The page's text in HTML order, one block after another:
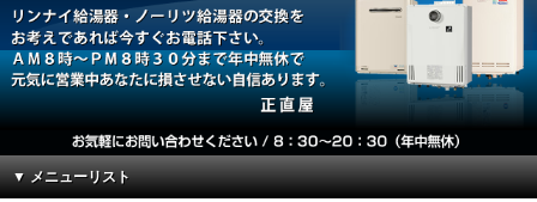
▼ メニューリスト